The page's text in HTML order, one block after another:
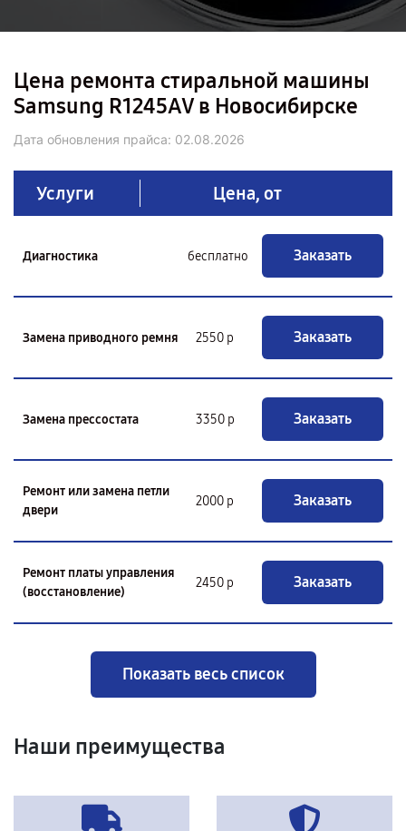
Цена ремонта стиральной машины
Samsung R1245AV в Новосибирске
Дата обновления прайса: 02.08.2026
Услуги Цена, от
Диагностика бесплатно Заказать
Замена приводного ремня 2550 р Заказать
Замена прессостата 3350 р Заказать
Ремонт или замена петли
двери
2000 р Заказать
Ремонт платы управления
(восстановление)
2450 р Заказать
Показать весь список
Наши преимущества